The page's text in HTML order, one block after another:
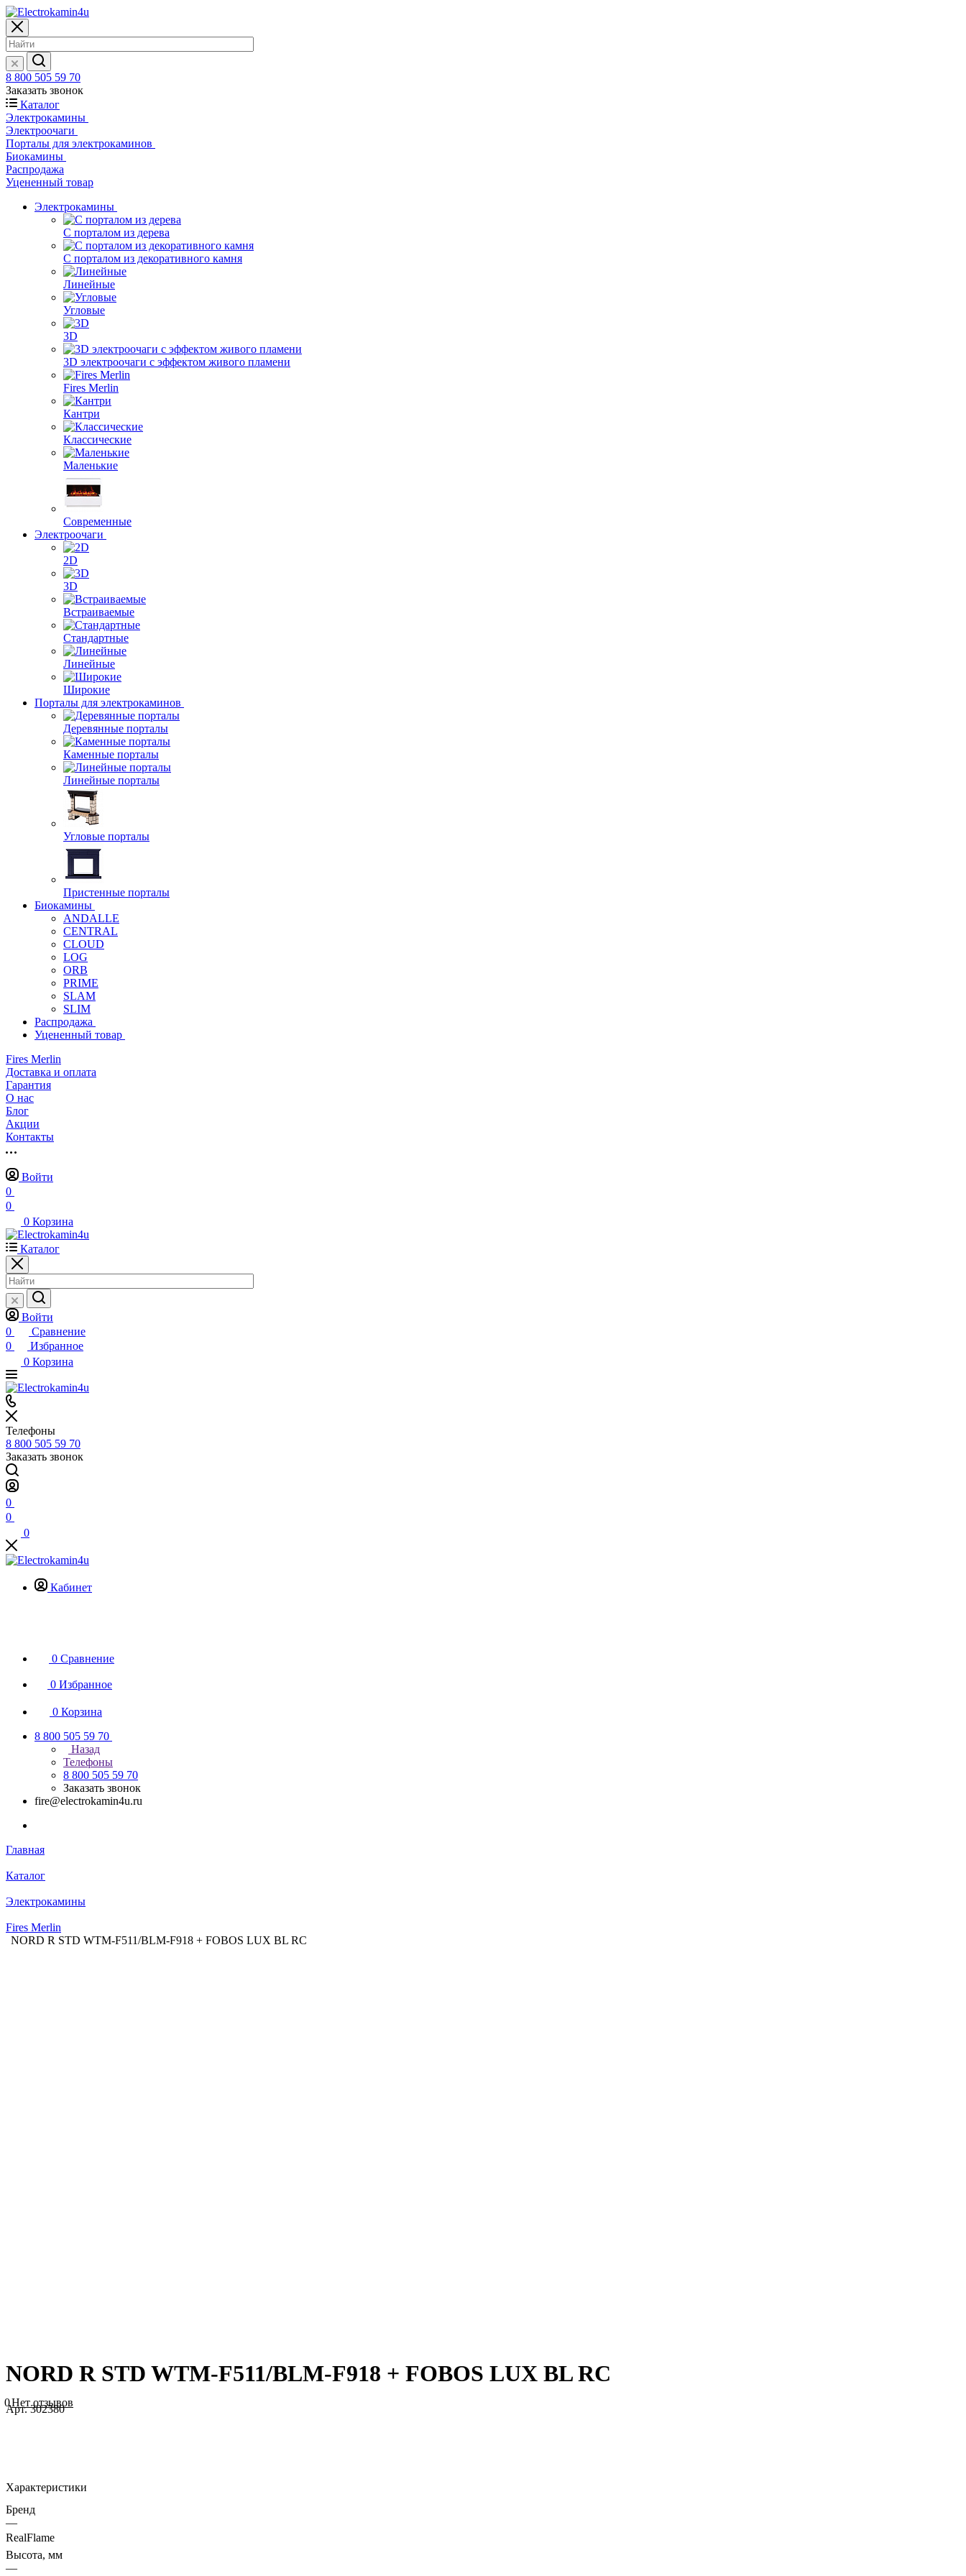
8 800 505 59 70
Заказать звонок
Каталог
Электрокамины
Электроочаги
Порталы для электрокаминов
Биокамины
Распродажа
Уцененный товар
Электрокамины
С порталом из дерева
С порталом из декоративного камня
Линейные
Угловые
3D
3D электроочаги с эффектом живого пламени
Fires Merlin
Кантри
Классические
Маленькие
Современные
Электроочаги
2D
3D
Встраиваемые
Стандартные
Линейные
Широкие
Порталы для электрокаминов
Деревянные порталы
Каменные порталы
Линейные порталы
Угловые порталы
Пристенные порталы
Биокамины
ANDALLE
CENTRAL
CLOUD
LOG
ORB
PRIME
SLAM
SLIM
Распродажа
Уцененный товар
Fires Merlin
Доставка и оплата
Гарантия
О нас
Блог
Акции
Контакты
Войти
0
0
0 Корзина
Каталог
Войти
0
Сравнение
0
Избранное
0 Корзина
Телефоны
8 800 505 59 70
Заказать звонок
0
0
0
Кабинет
0 Сравнение
0 Избранное
0 Корзина
8 800 505 59 70
Назад
Телефоны
8 800 505 59 70
Заказать звонок
fire@electrokamin4u.ru
Главная
Каталог
Электрокамины
Fires Merlin
NORD R STD WTM-F511/BLM-F918 + FOBOS LUX BL RC
NORD R STD WTM-F511/BLM-F918 + FOBOS LUX BL RC
0Нет отзывов
Арт.302380
Характеристики
Бренд
—
RealFlame
Высота, мм
—